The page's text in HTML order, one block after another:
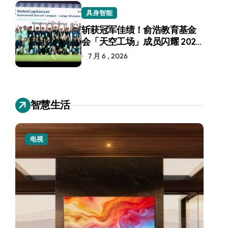
具身智能
斩获冠军佳绩！俞浩教育基金
会「天空工场」成员闪耀 2026
RoboCup 机器人世界杯
7 月 6 , 2026
智慧生活
电视